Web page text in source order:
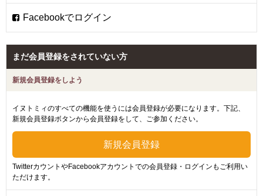
まだ会員登録をされていない方
新規会員登録をしよう
イヌトミィのすべての機能を使うには会員登録が必要になります。下記、
新規会員登録ボタンから会員登録をして、ご参加ください。
TwitterカウントやFacebookアカウントでの会員登録・ログインもご利用い
ただけます。